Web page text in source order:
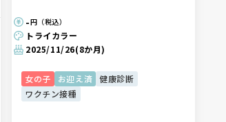
-円（税込）
トライカラー
2025/11/26(8か月)
女の子 お迎え済
健康診断
ワクチン接種